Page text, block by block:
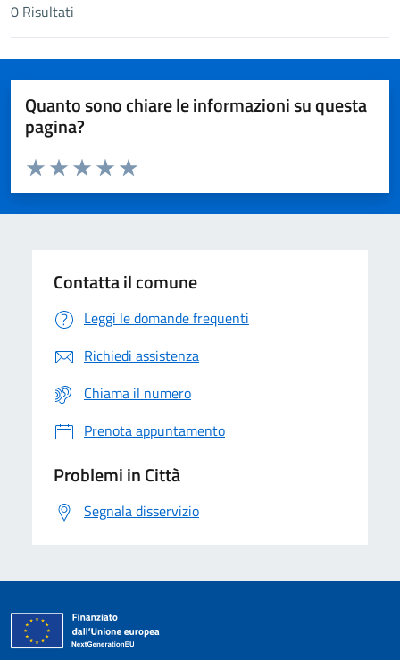
Risultati
0 Risultati
Quanto sono chiare le informazioni su questa
pagina?
Domanda
Valuta da 1 a 5 stelle la pagina
Valuta 5 stelle su 5
Valuta 4 stelle su 5
Valuta 3 stelle su 5
Valuta 2 stelle su 5
Valuta 1 stelle su 5
Contatta il comune
Leggi le domande frequenti
Richiedi assistenza
Chiama il numero
Prenota appuntamento
Problemi in Città
Segnala disservizio